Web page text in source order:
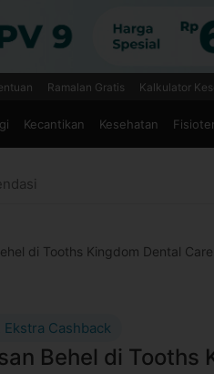
Ramalan Gratis Kalkulator
Kecantikan Kesehatan
di Tooths Kingdom Dental Care
Ekstra Cashback
Behel di Tooths